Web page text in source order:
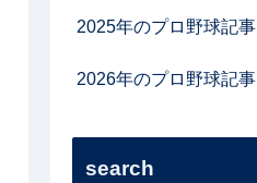
2025年のプロ野球記事
2026年のプロ野球記事
search